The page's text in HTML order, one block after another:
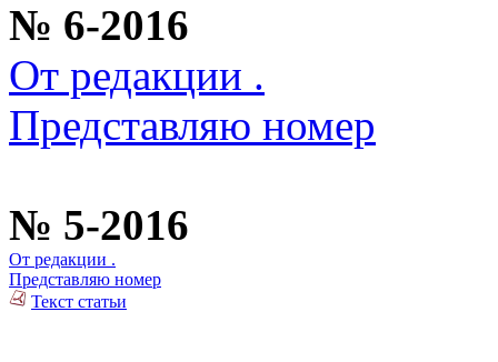
№ 6-2016
От редакции .
Представляю номер
№ 5-2016
От редакции .
Представляю номер
Текст статьи